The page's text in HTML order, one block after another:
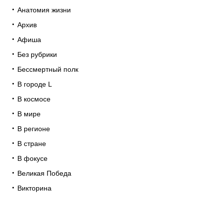
Анатомия жизни
Архив
Афиша
Без рубрики
Бессмертный полк
В городе L
В космосе
В мире
В регионе
В стране
В фокусе
Великая Победа
Викторина